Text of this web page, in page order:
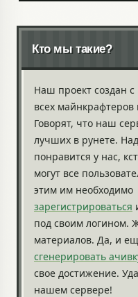
Кто мы такие?
Наш проект создан
всех майнкрафтеров
Говорят, что наш
лучших в рунете.
понравится у нас,
могут все
этим им необходимо
зарегистрироваться
под своим логином.
материалов. Да, и
сгенерировать
свое достижение.
нашем сервере!